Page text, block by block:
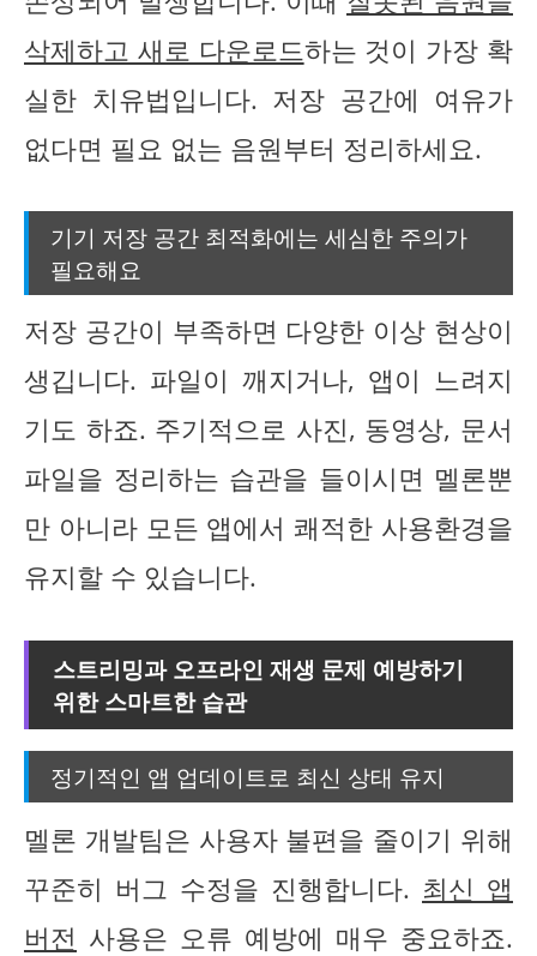
삭제하고 새로 다운로드하는 것이 가장 확
실한 치유법입니다. 저장 공간에 여유가
없다면 필요 없는 음원부터 정리하세요.
기기 저장 공간 최적화에는 세심한 주의가
필요해요
저장 공간이 부족하면 다양한 이상 현상이
생깁니다. 파일이 깨지거나, 앱이 느려지
기도 하죠. 주기적으로 사진, 동영상, 문서
파일을 정리하는 습관을 들이시면 멜론뿐
만 아니라 모든 앱에서 쾌적한 사용환경을
유지할 수 있습니다.
스트리밍과 오프라인 재생 문제 예방하기
위한 스마트한 습관
정기적인 앱 업데이트로 최신 상태 유지
멜론 개발팀은 사용자 불편을 줄이기 위해
꾸준히 버그 수정을 진행합니다. 최신 앱
버전 사용은 오류 예방에 매우 중요하죠.